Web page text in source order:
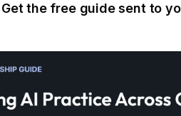
Get the free guide sent to